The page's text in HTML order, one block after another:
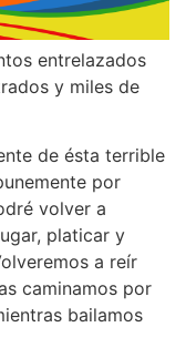
entrelazados
y miles de
de ésta terrible
por
volver a
platicar y
a reír
caminamos por
bailamos